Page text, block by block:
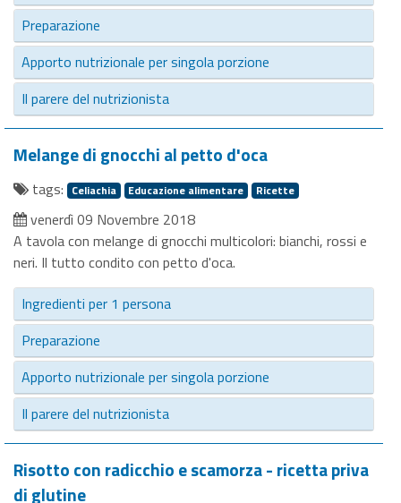
Preparazione
Apporto nutrizionale per singola porzione
Il parere del nutrizionista
Melange di gnocchi al petto d'oca
tags: Celiachia Educazione alimentare Ricette
venerdì 09 Novembre 2018
A tavola con melange di gnocchi multicolori: bianchi, rossi e
neri. Il tutto condito con petto d'oca.
Ingredienti per 1 persona
Preparazione
Apporto nutrizionale per singola porzione
Il parere del nutrizionista
Risotto con radicchio e scamorza - ricetta priva
di glutine